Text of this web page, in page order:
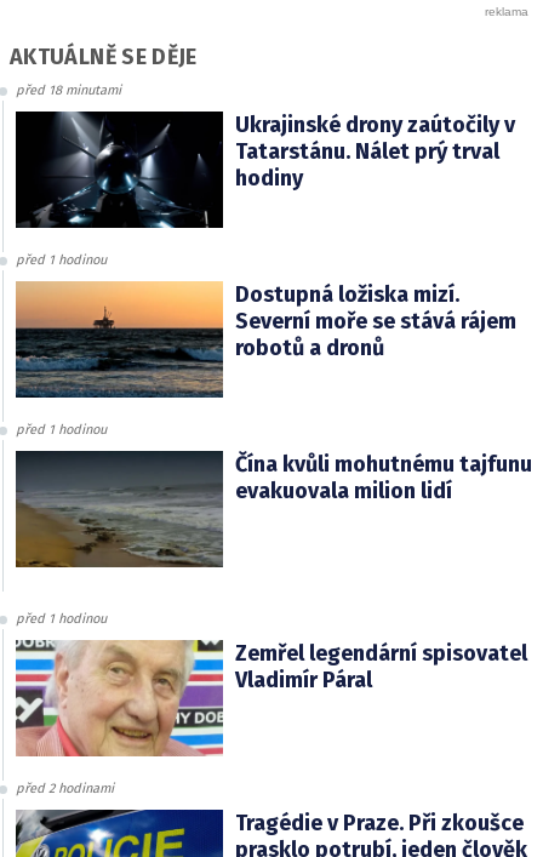
AKTUÁLNĚ SE DĚJE
před 18 minutami
Ukrajinské drony zaútočily v
Tatarstánu. Nálet prý trval
hodiny
před 1 hodinou
Dostupná ložiska mizí.
Severní moře se stává rájem
robotů a dronů
před 1 hodinou
Čína kvůli mohutnému tajfunu
evakuovala milion lidí
před 1 hodinou
Zemřel legendární spisovatel
Vladimír Páral
před 2 hodinami
Tragédie v Praze. Při zkoušce
prasklo potrubí, jeden člověk